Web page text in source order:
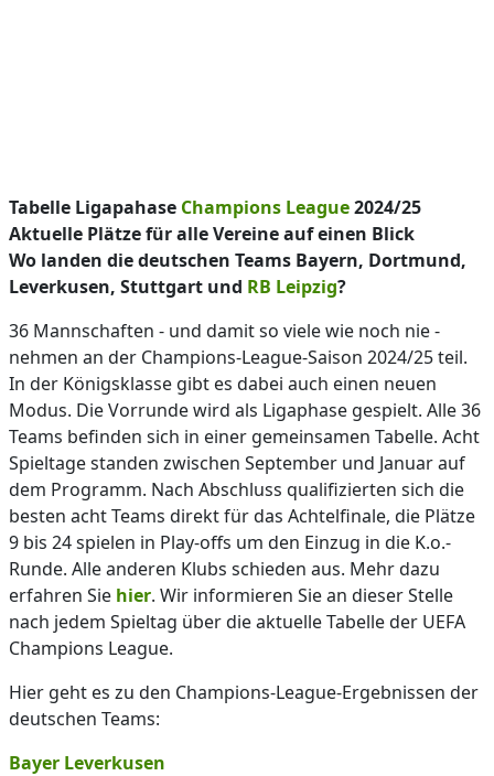
Tabelle Ligapahase Champions League2024/25
Aktuelle Plätze für alle Vereine auf einen Blick
Wo landen die deutschen Teams Bayern, Dortmund,
Leverkusen, Stuttgart und RB Leipzig?
36 Mannschaften - und damit so viele wie noch nie -
nehmen an der Champions-League-Saison 2024/25 teil.
In der Königsklasse gibt es dabei auch einen neuen
Modus. Die Vorrunde wird als Ligaphase gespielt. Alle 36
Teams befinden sich in einer gemeinsamen Tabelle. Acht
Spieltage standen zwischen September und Januar auf
dem Programm. Nach Abschluss qualifizierten sich die
besten acht Teams direkt für das Achtelfinale, die Plätze
9 bis 24 spielen in Play-offs um den Einzug in die K.o.-
Runde. Alle anderen Klubs schieden aus. Mehr dazu
erfahren Sie hier. Wir informieren Sie an dieser Stelle
nach jedem Spieltag über die aktuelle Tabelle der UEFA
Champions League.
Hier geht es zu den Champions-League-Ergebnissen der
deutschen Teams:
Bayer Leverkusen